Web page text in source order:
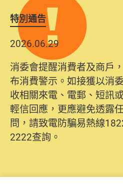
特別通告
2026.06.29
消委會提醒消費者及商戶
布消費警示。如接獲以消
收相關來電、電郵、短訊
輕信回應，更應避免透露
問，請致電防騙易熱線
2222查詢。